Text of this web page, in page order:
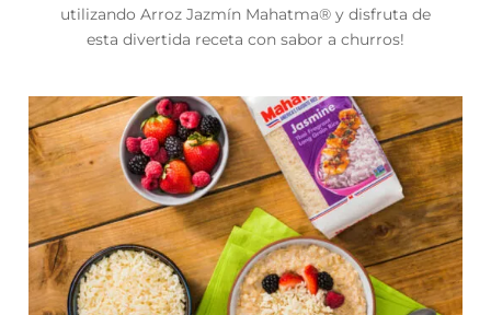
utilizando Arroz Jazmín Mahatma® y disfruta de
esta divertida receta con sabor a churros!